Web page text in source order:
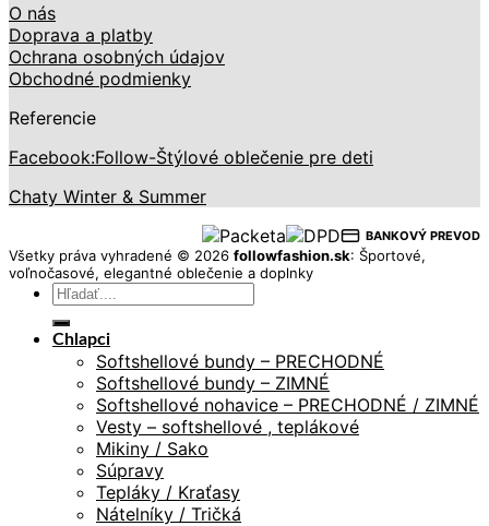
O nás
Doprava a platby
Ochrana osobných údajov
Obchodné podmienky
Referencie
Facebook:Follow-Štýlové oblečenie pre deti
Chaty Winter & Summer
BANKOVÝ PREVOD
Všetky práva vyhradené © 2026 followfashion.sk: Športové,
voľnočasové, elegantné oblečenie a doplnky
Hľadať:
Chlapci
Softshellové bundy – PRECHODNÉ
Softshellové bundy – ZIMNÉ
Softshellové nohavice – PRECHODNÉ / ZIMNÉ
Vesty – softshellové , teplákové
Mikiny / Sako
Súpravy
Tepláky / Kraťasy
Nátelníky / Tričká